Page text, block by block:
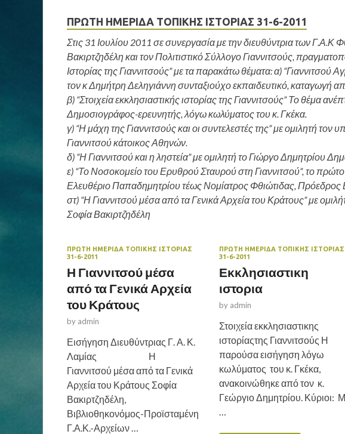
ΠΡΩΤΗ ΗΜΕΡΙΔΑ ΤΟΠΙΚΗΣ ΙΣΤΟΡΙΑΣ 31-6-2011
Στις 31 Ιουλίου 2011 σε συνεργασία με την διευθύντρια των Γ.Α.Κ
Βακιρτζηδέλη και τον Πολιτιστικό Σύλλογο Γιαννιτσούς,
Ιστορίας της Γιαννιτσούς” με τα παρακάτω θέματα: α) “Γιαννιτσού
τον κ Δημήτρη Δεληγιάννη συνταξιούχο εκπαιδευτικό, καταγωγή
β) “Στοιχεία εκκλησιαστικής ιστορίας της Γιαννιτσούς” Το θέμα
Δημοσιογράφος-ερευνητής, λόγω κωλύματος του κ. Γκέκα.
γ) “Η μάχη της Γιαννιτσούς και οι συντελεστές της” με ομιλητή
Γιαννιτσού κάτοικος Αθηνών.
δ) “Η Γιαννιτσού και η ληστεία” με ομιλητή το Γιώργο Δημητρίου
ε) “Το Νοσοκομείο του Ερυθρού Σταυρού στη Γιαννιτσού”, το
Ελευθέριο Παπαδημητρίου τέως Νομίατρος Φθιώτιδας, Πρόεδρος
στ) “Η Γιαννιτσού μέσα από τα Γενικά Αρχεία του Κράτους” με
Σοφία Βακιρτζηδέλη
ΠΡΩΤΗ ΗΜΕΡΙΔΑ ΤΟΠΙΚΗΣ ΙΣΤΟΡΙΑΣ
31-6-2011
Η Γιαννιτσού μέσα
από τα Γενικά Αρχεία
του Κράτους
by admin
Εισήγηση Διευθύντριας Γ. Α. Κ.
Λαμίας Η
Γιαννιτσού μέσα από τα Γενικά
Αρχεία του Κράτους Σοφία
Βακιρτζηδέλη,
Βιβλιοθηκονόμος-Προϊσταμένη
Γ.Α.Κ.-Αρχείων …
ΠΡΩΤΗ ΗΜΕΡΙΔΑ ΤΟΠΙΚΗΣ ΙΣΤΟΡΙΑΣ
31-6-2011
Εκκλησιαστικη
ιστορια
by admin
Στοιχεία εκκλησιαστικης
ιστορίαςτης Γιαννιτσούς Η
παρούσα εισήγηση λόγω
κωλύματος του κ. Γκέκα,
ανακοινώθηκε από τον κ.
Γεώργιο Δημητρίου. Κύριοι:
…